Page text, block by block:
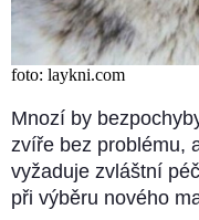
foto: laykni.com
Mnozí by
zvíře bez problému,
vyžaduje zvláštní
při výběru nového